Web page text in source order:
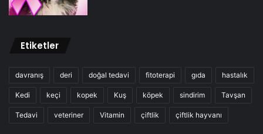
Etiketler
davranış deri doğal tedavi fitoterapi gıda hastalık
Kedi keçi kopek Kuş köpek sindirim Tavşan
Tedavi veteriner Vitamin çiftlik çiftlik hayvanı